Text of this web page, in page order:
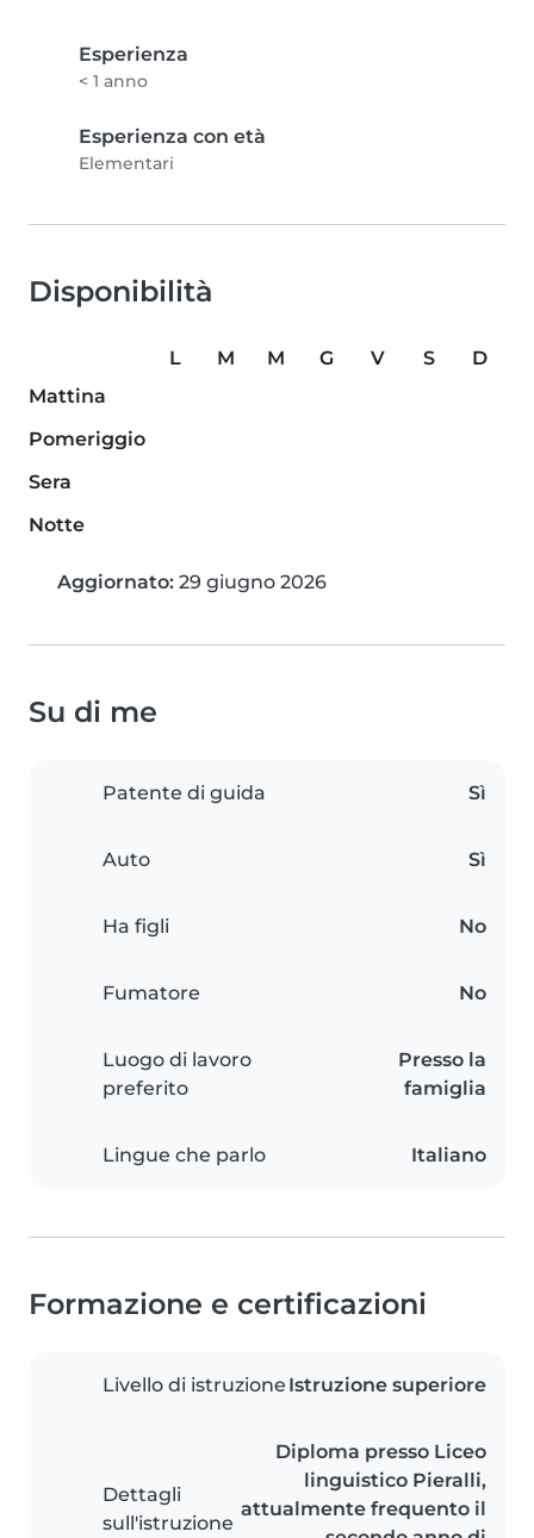
Esperienza
< 1 anno
Esperienza con età
Elementari
Disponibilità
L M M G V S
D
Mattina
Pomeriggio
Sera
Notte
Aggiornato: 29 giugno 2026
Su di me
Patente di guida Sì
Auto Sì
Ha figli No
Fumatore No
Luogo di lavoro
preferito
Presso la
famiglia
Lingue che parlo Italiano
Formazione e certificazioni
Livello di istruzione Istruzione superiore
Dettagli
sull'istruzione
Diploma presso Liceo
linguistico Pieralli,
attualmente frequento il